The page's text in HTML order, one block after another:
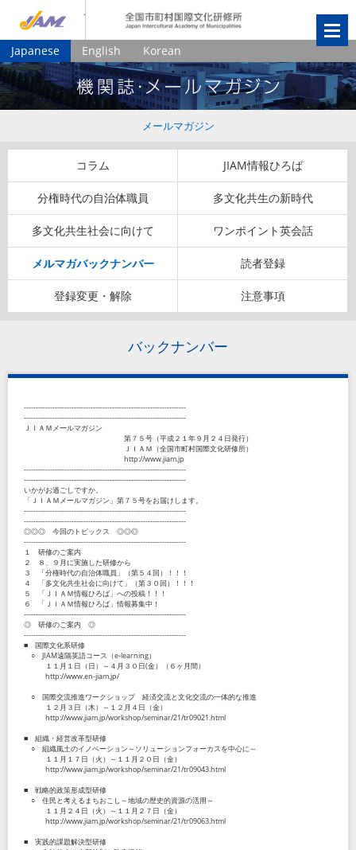
Japanese English Korean
メールマガジン
コラム JIAM情報ひろば
分権時代の自治体職員 多文化共生の新時代
多文化共生社会に向けて ワンポイント英会話
メルマガバックナンバー 読者登録
登録変更・解除 注意事項
バックナンバー
--------------------------------------------------------------------
--------------------------------------------------------------------
ＪＩＡＭメールマガジン
第７５号（平成２１年９月２４日発行）
ＪＩＡＭ（全国市町村国際文化研修所）
http://www.jiam.jp
--------------------------------------------------------------------
--------------------------------------------------------------------
いかがお過ごしですか。
「ＪＩＡＭメールマガジン」第７５号をお届けします。
--------------------------------------------------------------------
--------------------------------------------------------------------
◎◎◎ 今回のトピックス ◎◎◎
--------------------------------------------------------------------
１ 研修のご案内
２ ８、９月に実施した研修から
３ 「分権時代の自治体職員」（第５４回）！！！
４ 「多文化共生社会に向けて」（第３０回）！！！
５ 「ＪＩＡＭ情報ひろば」への投稿！！！
６ 「ＪＩＡＭ情報ひろば」情報募集中！
--------------------------------------------------------------------
◎ 研修のご案内 ◎
--------------------------------------------------------------------
■ 国際文化系研修
○ JIAM遠隔英語コース（e-learning）
１１月１日（日）～４月３０日(金）（６ヶ月間）
http://www.en-jiam.jp/
○ 国際交流推進ワークショップ 経済交流と文化交流の一体的な推進
１２月３日（木）～１２月４日（金）
http://www.jiam.jp/workshop/seminar/21/tr09021.html
■ 組織・経営改革型研修
○ 組織風土のイノベーション～ソリューションフォーカスを中心に～
１１月１７日（火）～１１月２０日（金）
http://www.jiam.jp/workshop/seminar/21/tr09043.html
■ 戦略的政策形成型研修
○ 住民と考えるまちおこし～地域の歴史的資源の活用～
１１月２４日（火）～１１月２７日（金）
http://www.jiam.jp/workshop/seminar/21/tr09063.html
■ 実践的課題解決型研修